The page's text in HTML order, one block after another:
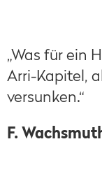
„Was für ein
Arri-Kapitel,
versunken.“
F.